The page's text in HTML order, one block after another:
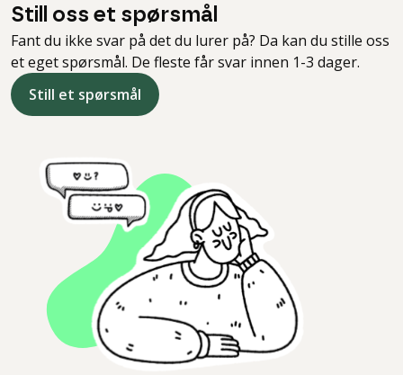
Still oss et spørsmål
Fant du ikke svar på det du lurer på? Da kan du stille oss
et eget spørsmål. De fleste får svar innen 1-3 dager.
Still et spørsmål